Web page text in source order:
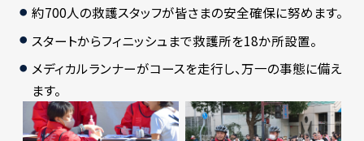
約700人の救護スタッフが皆さまの安全確保に努めます。
スタートからフィニッシュまで救護所を18か所設置。
メディカルランナーがコースを走行し、万一の事態に備え
ます。